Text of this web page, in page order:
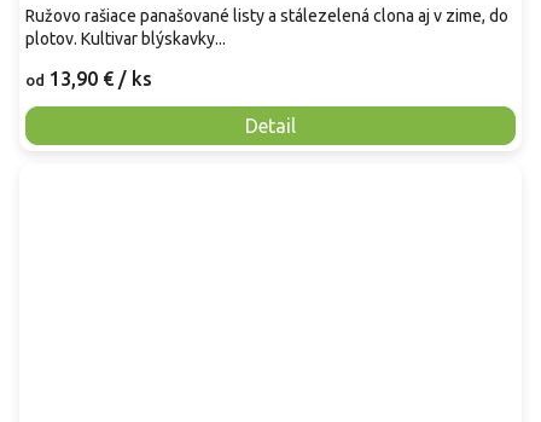
od 13,90 € / ks
Detail
Ružovo rašiace panašované listy a stálezelená clona aj v zime, do
plotov. Kultivar blýskavky...